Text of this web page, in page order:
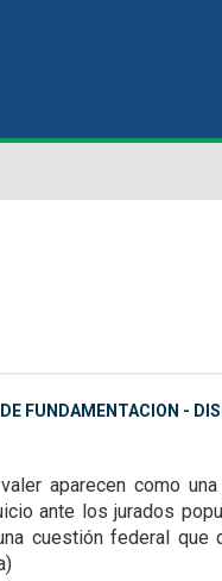
FUNDAMENTACION -
aparecen como
ante los jurados
cuestión federal que